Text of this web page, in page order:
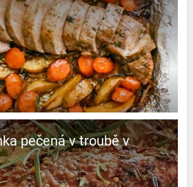
pečená v troubě v